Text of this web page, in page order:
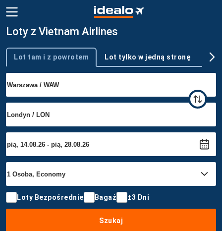
Loty z Vietnam Airlines
Typ podróży
Lot tam i z powrotem Lot tylko w jedną stronę
Loty Bezpośrednie Bagaż ±3 Dni
Szukaj